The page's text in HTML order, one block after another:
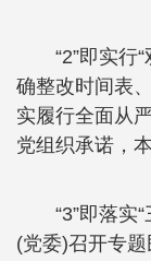
“2”即实行
确整改时间表
实履行全面从
党组织承诺，
“3”即落实
(党委)召开专